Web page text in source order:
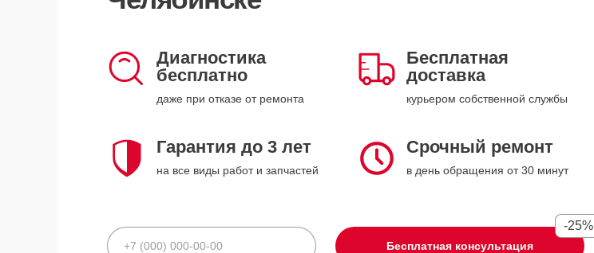
Диагностика
бесплатно
даже при отказе от ремонта
Бесплатная
доставка
курьером собственной службы
Гарантия до 3 лет
на все виды работ и запчастей
Срочный ремонт
в день обращения от 30 минут
Бесплатная консультация
-25%